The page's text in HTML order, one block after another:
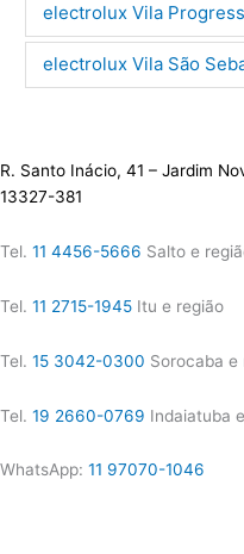
electrolux Vila
electrolux Vila São
R. Santo Inácio, 41 – Jardim
13327-381
Tel. 11 4456-5666 Salto e
Tel. 11 2715-1945 Itu e região
Tel. 15 3042-0300 Sorocaba e
Tel. 19 2660-0769 Indaiatuba
WhatsApp: 11 97070-1046